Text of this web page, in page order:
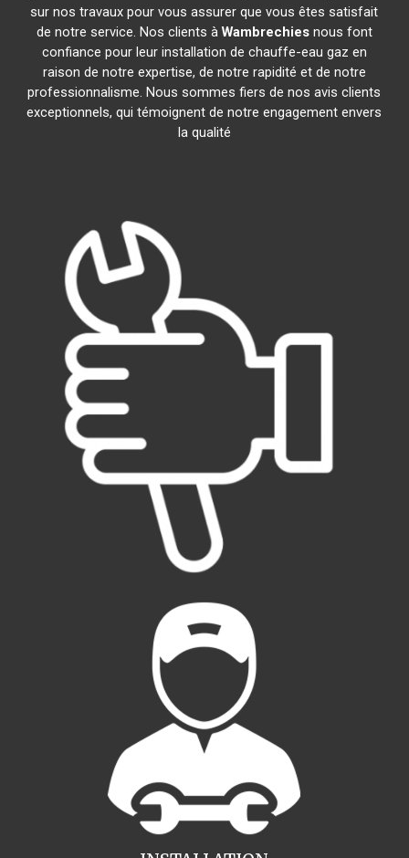
sur nos travaux pour vous assurer que vous êtes satisfait
de notre service. Nos clients à Wambrechiesnous font
confiance pour leur installation de chauffe-eau gaz en
raison de notre expertise, de notre rapidité et de notre
professionnalisme. Nous sommes fiers de nos avis clients
exceptionnels, qui témoignent de notre engagement envers
la qualité